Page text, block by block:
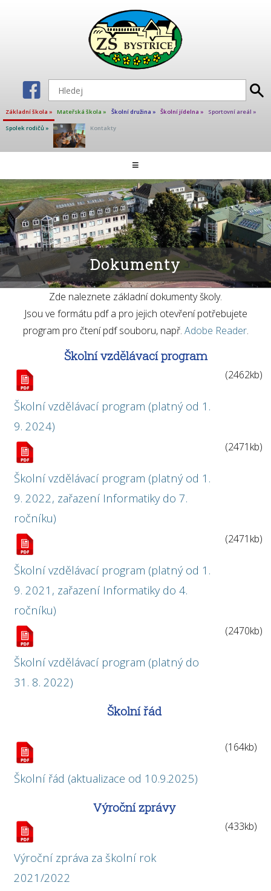
Základní škola » Mateřská škola » Školní družina » Školní jídelna » Sportovní areál »
Spolek rodičů » Kontakty
≡
Škola
Školní poradenské pracoviště
Učitelé základní školy
Projekty
Kalendář akcí
Organizace školního roku
Dokumenty
Školská rada
Fotogalerie ZŠ
Dokumenty
Zde naleznete základní dokumenty školy.
Jsou ve formátu pdf a pro jejich otevření potřebujete
program pro čtení pdf souboru, např. Adobe Reader.
Školní vzdělávací program
Školní vzdělávací program (platný od 1.
9. 2024)
(2462kb)
Školní vzdělávací program (platný od 1.
9. 2022, zařazení Informatiky do 7.
ročníku)
(2471kb)
Školní vzdělávací program (platný od 1.
9. 2021, zařazení Informatiky do 4.
ročníku)
(2471kb)
Školní vzdělávací program (platný do
31. 8. 2022)
(2470kb)
Školní řád
Školní řád (aktualizace od 10.9.2025)
(164kb)
Výroční zprávy
Výroční zpráva za školní rok
2021/2022
(433kb)